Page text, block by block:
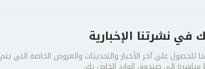
في نشرتنا الإخبارية
للحصول على آخر الأخبار والتحديثات والعروض الخاصة التي يتم